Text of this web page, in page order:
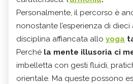
Personalmente, il percorso è
nonostante l’esperienza di dieci
disciplina affiancata allo yoga
Perché la mente illusoria ci
imbelletta con gesti fluidi,
orientale. Ma queste possono